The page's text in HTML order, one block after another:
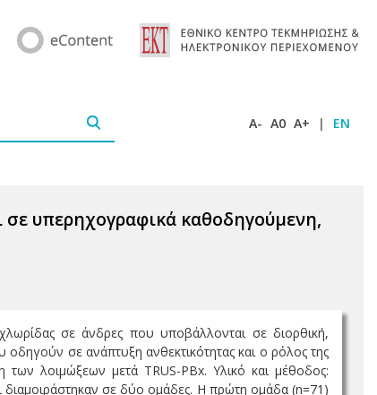
A- A0 A+ | EN
υπερηχογραφικά καθοδηγούμενη,
σε άνδρες που υποβάλλονται σε διορθική,
σε ανάπτυξη ανθεκτικότητας και ο ρόλος της
των λοιμώξεων μετά TRUS-PBx. Υλικό και μέθοδος:
διαμοιράστηκαν σε δύο ομάδες. Η πρώτη ομάδα (n=71)